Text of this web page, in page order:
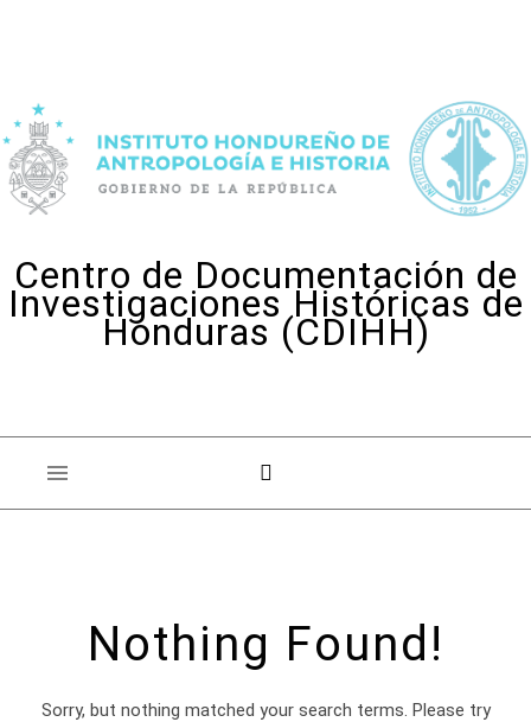
Centro de Documentación de
Investigaciones Históricas de
Honduras (CDIHH)
Nothing Found!
Sorry, but nothing matched your search terms. Please try